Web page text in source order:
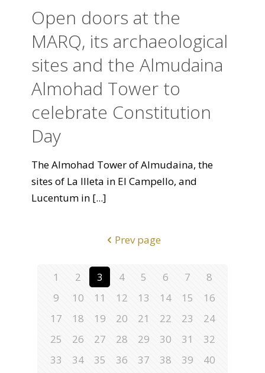
Open doors at the
MARQ, its archaeological
sites and the Almudaina
Almohad Tower to
celebrate Constitution
Day
The Almohad Tower of Almudaina, the
sites of La Illeta in El Campello, and
Lucentum in [...]
Prev page
1 2 3 4 5 6 7
8
9
10 11 12 13 14 15
16
17
18 19 20 21 22 23
24
25
26 27 28 29 30 31
32
33
34 35 36 37 38 39
40